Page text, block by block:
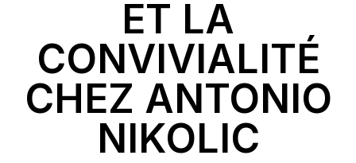
ET LA
CONVIVIALITÉ
CHEZ ANTONIO
NIKOLIC